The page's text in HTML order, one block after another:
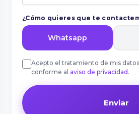
¿Cómo quieres que te
Whatsapp
Acepto el tratamiento de mis
conforme al aviso de privacidad .
Enviar